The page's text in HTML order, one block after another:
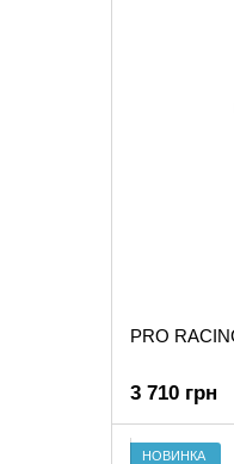
PRO
3 710 грн
НОВИНКА